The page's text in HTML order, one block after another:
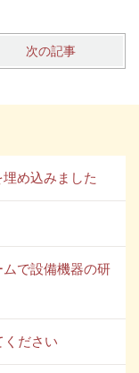
次の記事
め込みました
で設備機器の研
ください